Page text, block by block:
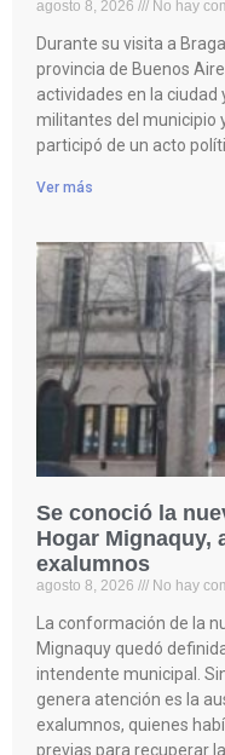
agosto 8, 2026 No hay
Durante su visita a
provincia de Buenos
actividades en la
militantes del municipio
participó de un acto
Ver más
Se conoció la
Hogar Mignaquy,
exalumnos
agosto 8, 2026 No hay
La conformación de la
Mignaquy quedó
intendente municipal.
genera atención es la
exalumnos, quienes
previas para recuperar